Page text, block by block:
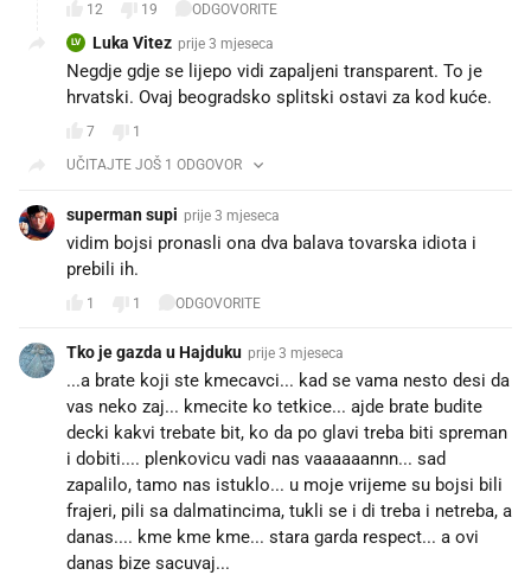
12 19 ODGOVORITE
LV Luka Vitez prije 3 mjeseca
Negdje gdje se lijepo vidi zapaljeni transparent. To je
hrvatski. Ovaj beogradsko splitski ostavi za kod kuće.
7
1
UČITAJTE JOŠ 1 ODGOVOR
superman supi prije 3 mjeseca
vidim bojsi pronasli ona dva balava tovarska idiota i
prebili ih.
1 1 ODGOVORITE
Tko je gazda u Hajduku prije 3 mjeseca
...a brate koji ste kmecavci... kad se vama nesto desi da
vas neko zaj... kmecite ko tetkice... ajde brate budite
decki kakvi trebate bit, ko da po glavi treba biti spreman
i dobiti.... plenkovicu vadi nas vaaaaaannn... sad
zapalilo, tamo nas istuklo... u moje vrijeme su bojsi bili
frajeri, pili sa dalmatincima, tukli se i di treba i netreba, a
danas.... kme kme kme... stara garda respect... a ovi
danas bize sacuvaj... 💪💪❤️💙